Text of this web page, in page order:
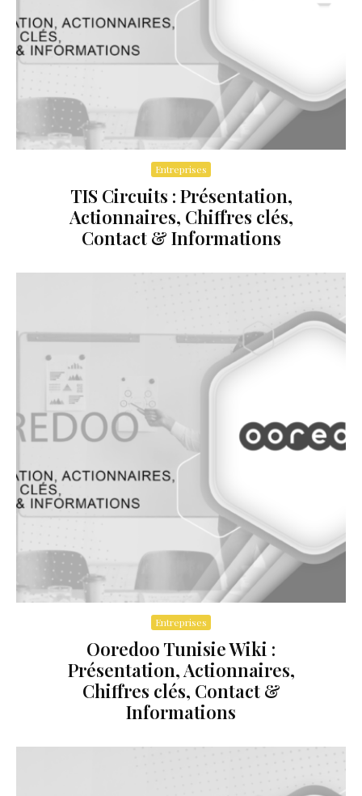
Entreprises
TIS Circuits : Présentation,
Actionnaires, Chiffres clés,
Contact & Informations
Entreprises
Ooredoo Tunisie Wiki :
Présentation, Actionnaires,
Chiffres clés, Contact &
Informations